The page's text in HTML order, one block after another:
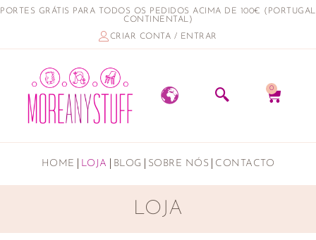
PORTES GRÁTIS PARA TODOS OS PEDIDOS ACIMA DE 100€ (PORTUGAL
CONTINENTAL)
CRIAR CONTA / ENTRAR
0
HOME LOJA BLOG SOBRE NÓS CONTACTO
LOJA